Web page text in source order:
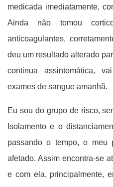
medicada imediatamente,
Ainda não tomou
anticoagulantes,
deu um resultado alterado
continua assintomática,
exames de sangue amanhã.
Eu sou do grupo de risco,
Isolamento e o
passando o tempo, o meu
afetado. Assim encontra-se
e com ela, principalmente,